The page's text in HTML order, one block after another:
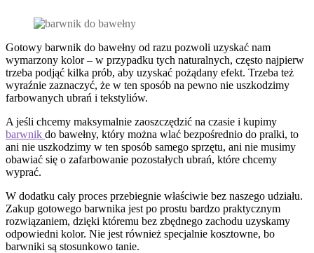
Gotowy barwnik do bawełny od razu pozwoli uzyskać nam
wymarzony kolor – w przypadku tych naturalnych, często najpierw
trzeba podjąć kilka prób, aby uzyskać pożądany efekt. Trzeba też
wyraźnie zaznaczyć, że w ten sposób na pewno nie uszkodzimy
farbowanych ubrań i tekstyliów.
A jeśli chcemy maksymalnie zaoszczędzić na czasie i kupimy
barwnik do bawełny, który można wlać bezpośrednio do pralki, to
ani nie uszkodzimy w ten sposób samego sprzętu, ani nie musimy
obawiać się o zafarbowanie pozostałych ubrań, które chcemy
wyprać.
W dodatku cały proces przebiegnie właściwie bez naszego udziału.
Zakup gotowego barwnika jest po prostu bardzo praktycznym
rozwiązaniem, dzięki któremu bez zbędnego zachodu uzyskamy
odpowiedni kolor. Nie jest również specjalnie kosztowne, bo
barwniki są stosunkowo tanie.